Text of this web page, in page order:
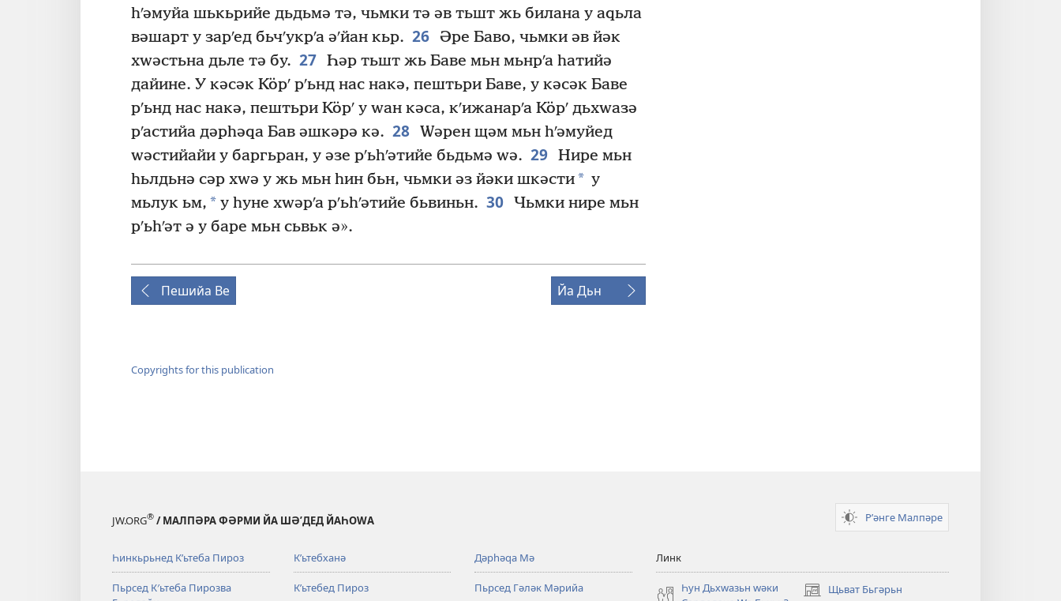
һʹәмуйа шькьрийе дьдьмә тә, чьмки тә әв тьшт жь билана у аԛьла
вәшарт у зарʹед бьчʹукрʹа әʹйан кьр. 26 Әре Баво, чьмки әв йәк
хԝәстьна дьле тә бу. 27 Һәр тьшт жь Баве мьн мьнрʹа һатийә
дайине. У кәсәк Кӧрʹ рʹьнд нас накә, пештьри Баве, у кәсәк Баве
рʹьнд нас накә, пештьри Кӧрʹ у ԝан кәса, кʹижанарʹа Кӧрʹ дьхԝазә
рʹастийа дәрһәԛа Бав әшкәрә кә. 28 Ԝәрен щәм мьн һʹәмуйед
ԝәстийайи у баргьран, у әзе рʹьһʹәтийе бьдьмә ԝә. 29 Нире мьн
һьлдьнә сәр хԝә у жь мьн һин бьн, чьмки әз йәки шкәсти* у
мьлук ьм, * у һуне хԝәрʹа рʹьһʹәтийе бьвиньн. 30 Чьмки нире мьн
рʹьһʹәт ә у баре мьн сьвьк ә».
Пешийа Ве Йа Дьн
Copyrights for this publication
JW.ORG® / МАЛПӘРА ФӘРМИ ЙА ШӘʹДЕД ЙАҺОWА Рʹәнге Малпәре
Һинкьрьнед Кʹьтеба Пироз
Пьрсед К′ьтеба Пирозва
Кʹьтебханә
Кʹьтебед Пироз
Дәрһәԛа Мә
Пьрсед Гәләк Мәрийа
Линк
Һун Дьхԝазьн ԝәки
Щьват Бьгәрьн
(opens